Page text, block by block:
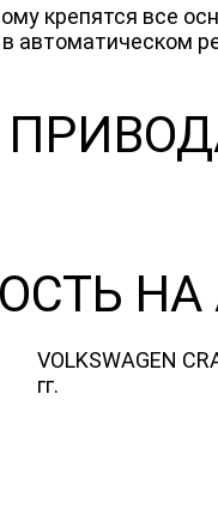
крепятся все
автоматическом
VOLKSWAGEN
гг.